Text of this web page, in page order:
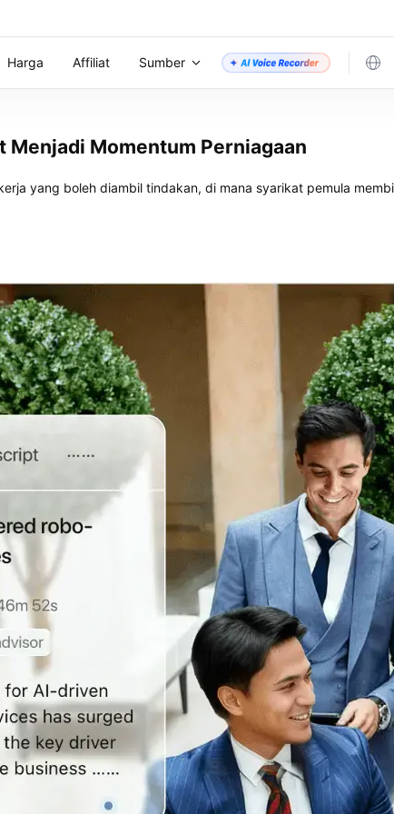
Harga Affiliat Sumber
Menjadi Momentum Perniagaan
yang boleh diambil tindakan, di mana syarikat pemula